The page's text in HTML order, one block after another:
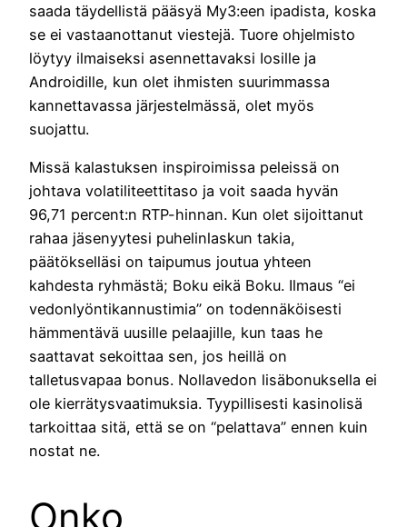
saada täydellistä pääsyä My3:een ipadista, koska
se ei vastaanottanut viestejä. Tuore ohjelmisto
löytyy ilmaiseksi asennettavaksi Iosille ja
Androidille, kun olet ihmisten suurimmassa
kannettavassa järjestelmässä, olet myös
suojattu.
Missä kalastuksen inspiroimissa peleissä on
johtava volatiliteettitaso ja voit saada hyvän
96,71 percent:n RTP-hinnan. Kun olet sijoittanut
rahaa jäsenyytesi puhelinlaskun takia,
päätökselläsi on taipumus joutua yhteen
kahdesta ryhmästä; Boku eikä Boku. Ilmaus “ei
vedonlyöntikannustimia” on todennäköisesti
hämmentävä uusille pelaajille, kun taas he
saattavat sekoittaa sen, jos heillä on
talletusvapaa bonus. Nollavedon lisäbonuksella ei
ole kierrätysvaatimuksia. Tyypillisesti kasinolisä
tarkoittaa sitä, että se on “pelattava” ennen kuin
nostat ne.
Onko